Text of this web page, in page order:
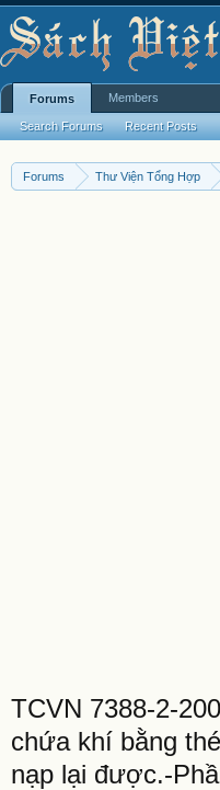
Forums Thư Viện Tổng Hợp
TCVN 7388-2-
chứa khí bằng
nạp lại được.-
Forums
Search Forums Recent Posts
Members